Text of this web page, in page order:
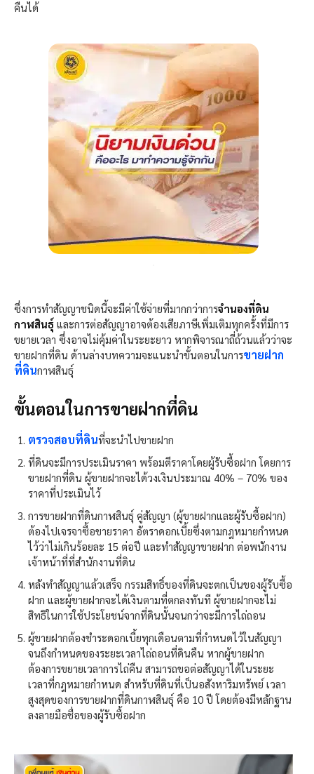
คืนได้
ซึ่งการทำสัญญาชนิดนี้จะมีค่าใช้จ่ายที่มากกว่าการจำนองที่ดิน
กาฬสินธุ์ และการต่อสัญญาอาจต้องเสียภาษีเพิ่มเติมทุกครั้งที่มีการ
ขยายเวลา ซึ่งอาจไม่คุ้มค่าในระยะยาว หากพิจารณาถี่ถ้วนแล้วว่าจะ
ขายฝากที่ดิน ด้านล่างบทความจะแนะนำขั้นตอนในการขายฝาก
ที่ดินกาฬสินธุ์
ขั้นตอนในการขายฝากที่ดิน
ตรวจสอบที่ดินที่จะนำไปขายฝาก
ที่ดินจะมีการประเมินราคา พร้อมตีราคาโดยผู้รับซื้อฝาก โดยการ
ขายฝากที่ดิน ผู้ขายฝากจะได้วงเงินประมาณ 40% – 70% ของ
ราคาที่ประเมินไว้
การขายฝากที่ดินกาฬสินธุ์ คู่สัญญา (ผู้ขายฝากและผู้รับซื้อฝาก)
ต้องไปเจรจาซื้อขายราคา อัตราดอกเบี้ยซึ่งตามกฎหมายกำหนด
ไว้ว่าไม่เกินร้อยละ 15 ต่อปี และทำสัญญาขายฝาก ต่อพนักงาน
เจ้าหน้าที่ที่สำนักงานที่ดิน
หลังทำสัญญาแล้วเสร็จ กรรมสิทธิ์ของที่ดินจะตกเป็นของผู้รับซื้อ
ฝาก และผู้ขายฝากจะได้เงินตามที่ตกลงทันที ผู้ขายฝากจะไม่
สิทธิในการใช้ประโยชน์จากที่ดินนั้นจนกว่าจะมีการไถ่ถอน
ผู้ขายฝากต้องชำระดอกเบี้ยทุกเดือนตามที่กำหนดไว้ในสัญญา
จนถึงกำหนดของระยะเวลาไถ่ถอนที่ดินคืน หากผู้ขายฝาก
ต้องการขยายเวลาการไถ่คืน สามารถขอต่อสัญญาได้ในระยะ
เวลาที่กฎหมายกำหนด สำหรับที่ดินที่เป็นอสังหาริมทรัพย์ เวลา
สูงสุดของการขายฝากที่ดินกาฬสินธุ์ คือ 10 ปี โดยต้องมีหลักฐาน
ลงลายมือชื่อของผู้รับซื้อฝาก